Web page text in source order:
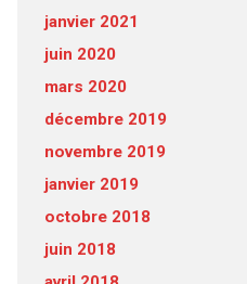
janvier 2021
juin 2020
mars 2020
décembre 2019
novembre 2019
janvier 2019
octobre 2018
juin 2018